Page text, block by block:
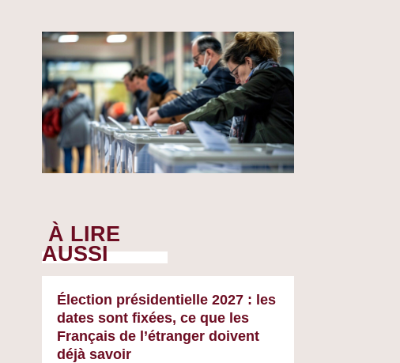
À LIRE
AUSSI
Élection présidentielle 2027 : les
dates sont fixées, ce que les
Français de l’étranger doivent
déjà savoir